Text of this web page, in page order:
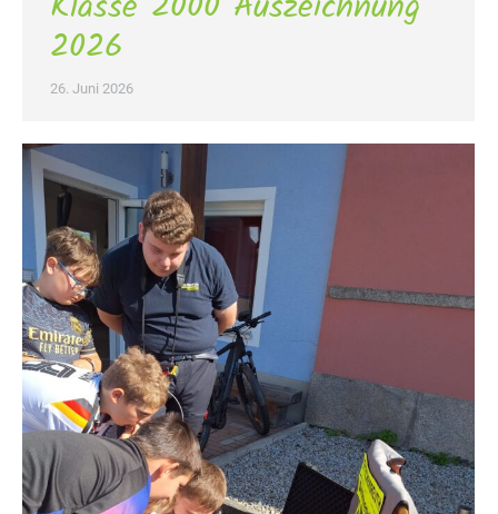
2026
26. Juni 2026